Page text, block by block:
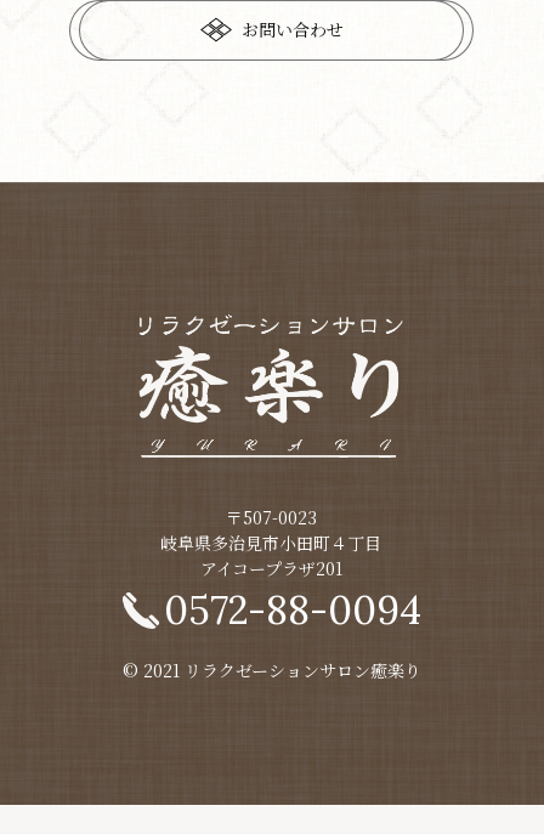
お問い合わせ
〒507-0023
​​​​​​​岐阜県多治見市小田町４丁目
アイコープラザ201
0572-88-0094
© 2021 リラクゼーションサロン癒楽り